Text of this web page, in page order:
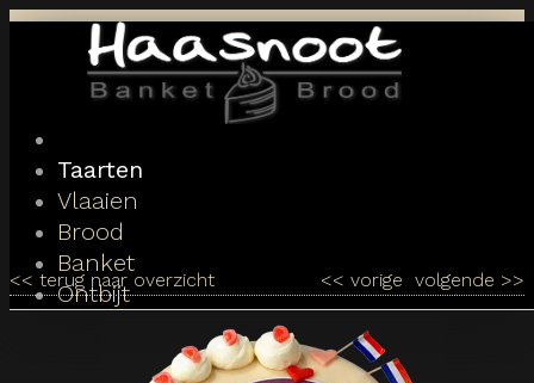
Toggle
navigation
Taarten
Vlaaien
Brood
Banket
Ontbijt
<< terug naar overzicht volgende >>
<< vorige